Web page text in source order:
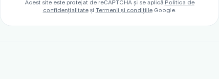
Acest site este protejat de reCAPTCHA și se aplică Politica de
confidențialitateși Termenii și condițiileGoogle.